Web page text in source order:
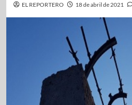
EL REPORTERO 18 de abril de 2021